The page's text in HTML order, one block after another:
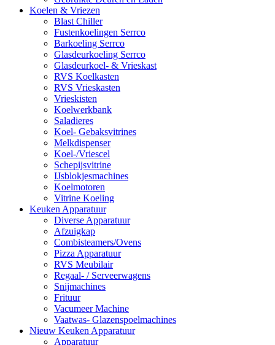
Koelen & Vriezen
Blast Chiller
Fustenkoelingen Serrco
Barkoeling Serrco
Glasdeurkoeling Serrco
Glasdeurkoel- & Vrieskast
RVS Koelkasten
RVS Vrieskasten
Vrieskisten
Koelwerkbank
Saladieres
Koel- Gebaksvitrines
Melkdispenser
Koel-/Vriescel
Schepijsvitrine
IJsblokjesmachines
Koelmotoren
Vitrine Koeling
Keuken Apparatuur
Diverse Apparatuur
Afzuigkap
Combisteamers/Ovens
Pizza Apparatuur
RVS Meubilair
Regaal- / Serveerwagens
Snijmachines
Frituur
Vacumeer Machine
Vaatwas- Glazenspoelmachines
Nieuw Keuken Apparatuur
Apparatuur